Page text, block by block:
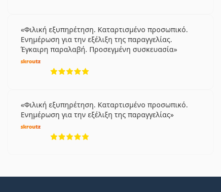
Φιλική εξυπηρέτηση. Καταρτισμένο προσωπικό.
Ενημέρωση για την εξέλιξη της παραγγελίας.
Έγκαιρη παραλαβή. Προσεγμένη συσκευασία
Φιλική εξυπηρέτηση. Καταρτισμένο προσωπικό.
Ενημέρωση για την εξέλιξη της παραγγελίας